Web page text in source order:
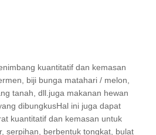
kuantitatif dan kemasan
biji bunga matahari / melon,
tanah, dll.juga makanan hewan
dibungkusHal ini juga dapat
kuantitatif dan kemasan untuk
serpihan, berbentuk tongkat, bulat